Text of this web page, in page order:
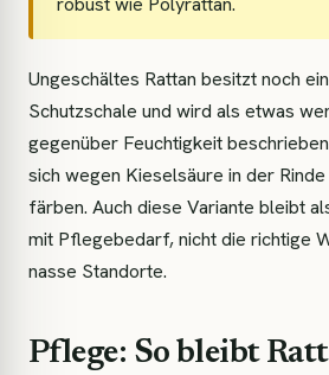
Ungeschältes Rattan besitzt noch
Schutzschale und wird als etwas
gegenüber Feuchtigkeit
sich wegen Kieselsäure in der
färben. Auch diese Variante bleibt
mit Pflegebedarf, nicht die richtige
nasse Standorte.
Pflege: So bleibt